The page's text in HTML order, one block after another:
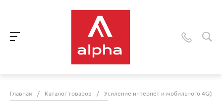
Главная / Каталог товаров / Усиление интернет и мобильного